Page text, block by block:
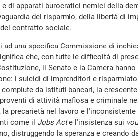
di apparati burocratici nemici della
del risparmio, della libertà di
contratto sociale.
ad una specifica Commissione di
che, con tutte le difficoltà di
il Senato e la Camera
i suicidi di imprenditori e
da istituti bancari, la
di attività mafiosa e criminale
la precarietà nel lavoro e
come il Jobs Acte l'insistenza sui
distruggendo la speranza e creando